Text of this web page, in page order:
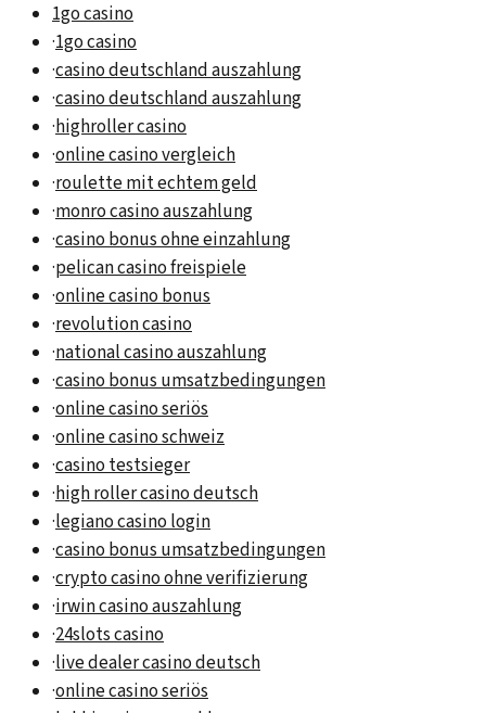
1go casino
·1go casino
·casino deutschland auszahlung
·casino deutschland auszahlung
·highroller casino
·online casino vergleich
·roulette mit echtem geld
·monro casino auszahlung
·casino bonus ohne einzahlung
·pelican casino freispiele
·online casino bonus
·revolution casino
·national casino auszahlung
·casino bonus umsatzbedingungen
·online casino seriös
·online casino schweiz
·casino testsieger
·high roller casino deutsch
·legiano casino login
·casino bonus umsatzbedingungen
·crypto casino ohne verifizierung
·irwin casino auszahlung
·24slots casino
·live dealer casino deutsch
·online casino seriös